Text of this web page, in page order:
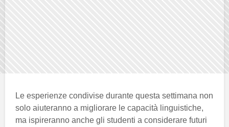
Le esperienze condivise durante questa settimana non
solo aiuteranno a migliorare le capacità linguistiche,
ma ispireranno anche gli studenti a considerare futuri